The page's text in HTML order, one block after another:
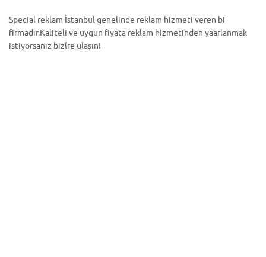
Special reklam İstanbul genelinde reklam hizmeti veren bi
firmadır.Kaliteli ve uygun fiyata reklam hizmetinden yaarlanmak
istiyorsanız bizlre ulaşın!